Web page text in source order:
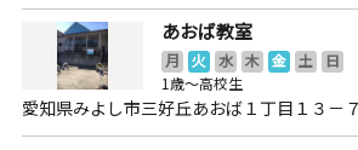
あおば教室
月 火 水 木 金 土
日
1歳～高校生
愛知県みよし市三好丘あおば１丁目１３－７